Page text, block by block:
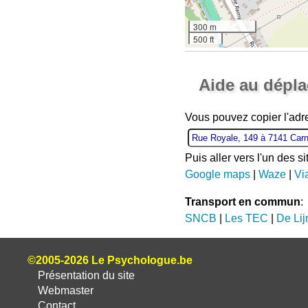
300 m
500 ft
Aide au
Vous pouvez copier
Puis aller vers l'un des
Google maps| Waze|
Transport en commun:
SNCB
Les TEC De
©2005-2026 Le Psychologue.be
Présentation du site
Webmaster